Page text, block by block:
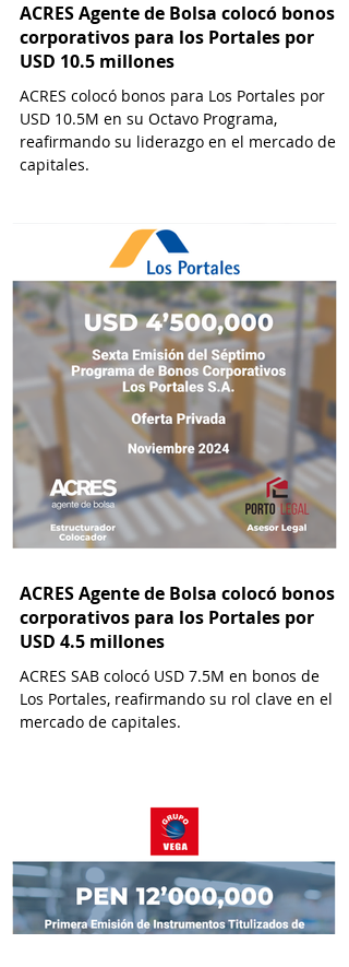
ACRES Agente de Bolsa colocó bonos
corporativos para los Portales por
USD 10.5 millones
ACRES colocó bonos para Los Portales por
USD 10.5M en su Octavo Programa,
reafirmando su liderazgo en el mercado de
capitales.
ACRES Agente de Bolsa colocó bonos
corporativos para los Portales por
USD 4.5 millones
ACRES SAB colocó USD 7.5M en bonos de
Los Portales, reafirmando su rol clave en el
mercado de capitales.